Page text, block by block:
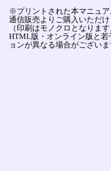
※プリントされた本マニュア
通信販売よりご購入いただけ
（印刷はモノクロとなりま
HTML版・オンライン版と若
ョンが異なる場合がござい